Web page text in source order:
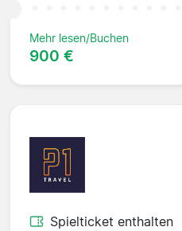
Mehr lesen/Buchen
900 €
Spielticket enthalten